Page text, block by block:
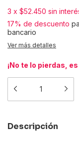
3 x $52.450 sin
17% de descuento
bancario
Ver más detalles
¡No te lo pierdas,
Descripción